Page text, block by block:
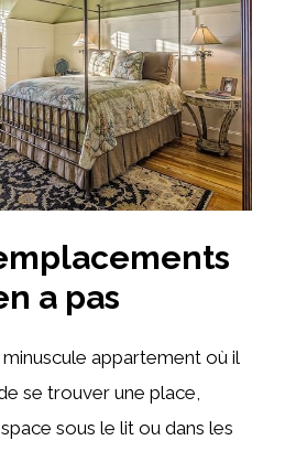
a pas
appartement où il
se trouver une place,
sous le lit ou dans les